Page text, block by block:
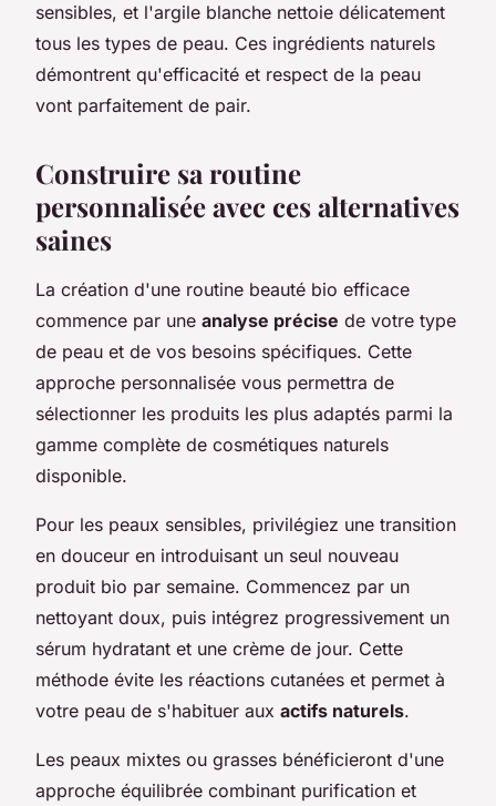
sensibles, et l'argile blanche nettoie délicatement
tous les types de peau. Ces ingrédients naturels
démontrent qu'efficacité et respect de la peau
vont parfaitement de pair.
Construire sa routine
personnalisée avec ces alternatives
saines
La création d'une routine beauté bio efficace
commence par une analyse précise de votre type
de peau et de vos besoins spécifiques. Cette
approche personnalisée vous permettra de
sélectionner les produits les plus adaptés parmi la
gamme complète de cosmétiques naturels
disponible.
Pour les peaux sensibles, privilégiez une transition
en douceur en introduisant un seul nouveau
produit bio par semaine. Commencez par un
nettoyant doux, puis intégrez progressivement un
sérum hydratant et une crème de jour. Cette
méthode évite les réactions cutanées et permet à
votre peau de s'habituer aux actifs naturels.
Les peaux mixtes ou grasses bénéficieront d'une
approche équilibrée combinant purification et